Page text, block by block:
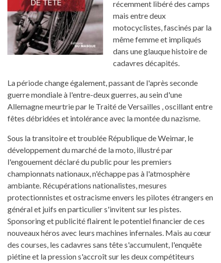
récemment libéré des camps
mais entre deux
motocyclistes, fascinés par la
même femme et impliqués
dans une glauque histoire de
cadavres décapités.
La période change également, passant de l'après seconde
guerre mondiale à l'entre-deux guerres, au sein d'une
Allemagne meurtrie par le Traité de Versailles , oscillant entre
fêtes débridées et intolérance avec la montée du nazisme.
Sous la transitoire et troublée République de Weimar, le
développement du marché de la moto, illustré par
l'engouement déclaré du public pour les premiers
championnats nationaux, n'échappe pas à l'atmosphère
ambiante. Récupérations nationalistes, mesures
protectionnistes et ostracisme envers les pilotes étrangers en
général et juifs en particulier s'invitent sur les pistes.
Sponsoring et publicité flairent le potentiel financier de ces
nouveaux héros avec leurs machines infernales. Mais au cœur
des courses, les cadavres sans tête s'accumulent, l'enquête
piétine et la pression s'accroît sur les deux compétiteurs